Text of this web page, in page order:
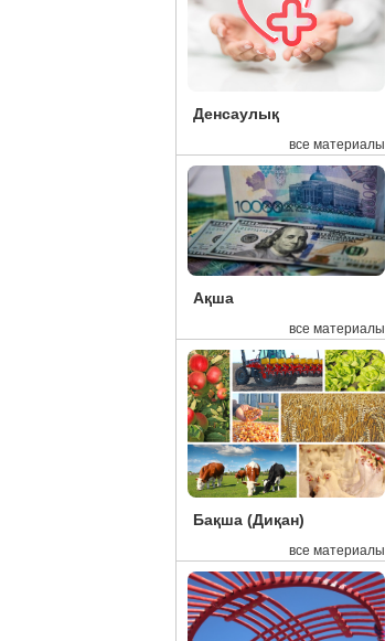
Денсаулық
все материалы
Ақша
все материалы
Бақша (Диқан)
все материалы